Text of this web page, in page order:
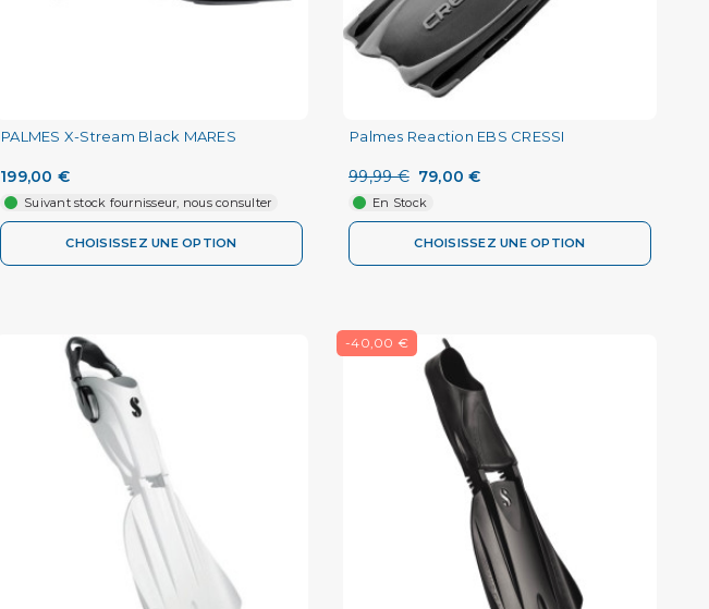
PALMES X-Stream Black MARES
199,00 €
Suivant stock fournisseur, nous consulter
CHOISISSEZ UNE OPTION
Palmes Reaction EBS CRESSI
99,99 € 79,00 €
En Stock
CHOISISSEZ UNE OPTION
-40,00 €